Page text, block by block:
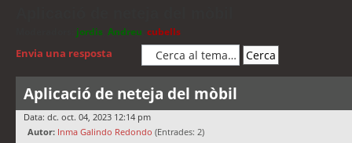
jordis Andreu cubells
Envia una resposta
Aplicació de neteja del mòbil
Data: dc. oct. 04, 2023 12:14 pm
Autor: Inma Galindo Redondo (Entrades: 2)